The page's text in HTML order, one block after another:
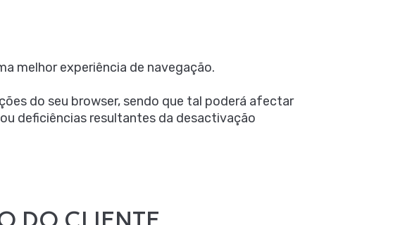
melhor experiência de navegação.
do seu browser, sendo que tal poderá afectar
deficiências resultantes da desactivação